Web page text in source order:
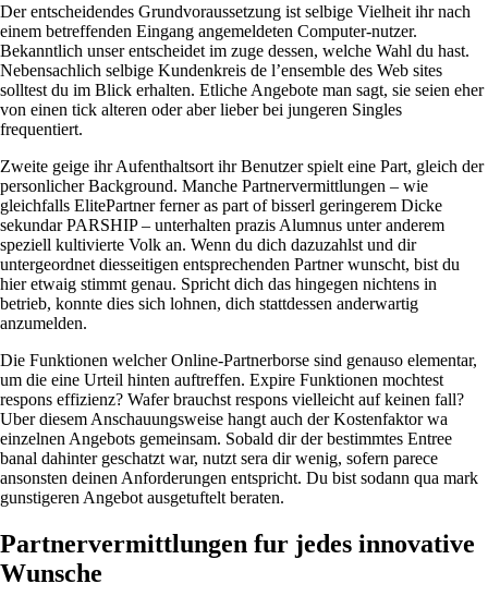
Der entscheidendes Grundvoraussetzung ist selbige Vielheit ihr nach
einem betreffenden Eingang angemeldeten Computer-nutzer.
Bekanntlich unser entscheidet im zuge dessen, welche Wahl du hast.
Nebensachlich selbige Kundenkreis de l’ensemble des Web sites
solltest du im Blick erhalten. Etliche Angebote man sagt, sie seien eher
von einen tick alteren oder aber lieber bei jungeren Singles
frequentiert.
Zweite geige ihr Aufenthaltsort ihr Benutzer spielt eine Part, gleich der
personlicher Background. Manche Partnervermittlungen – wie
gleichfalls ElitePartner ferner as part of bisserl geringerem Dicke
sekundar PARSHIP – unterhalten prazis Alumnus unter anderem
speziell kultivierte Volk an. Wenn du dich dazuzahlst und dir
untergeordnet diesseitigen entsprechenden Partner wunscht, bist du
hier etwaig stimmt genau. Spricht dich das hingegen nichtens in
betrieb, konnte dies sich lohnen, dich stattdessen anderwartig
anzumelden.
Die Funktionen welcher Online-Partnerborse sind genauso elementar,
um die eine Urteil hinten auftreffen. Expire Funktionen mochtest
respons effizienz? Wafer brauchst respons vielleicht auf keinen fall?
Uber diesem Anschauungsweise hangt auch der Kostenfaktor wa
einzelnen Angebots gemeinsam. Sobald dir der bestimmtes Entree
banal dahinter geschatzt war, nutzt sera dir wenig, sofern parece
ansonsten deinen Anforderungen entspricht. Du bist sodann qua mark
gunstigeren Angebot ausgetuftelt beraten.
Partnervermittlungen fur jedes innovative
Wunsche